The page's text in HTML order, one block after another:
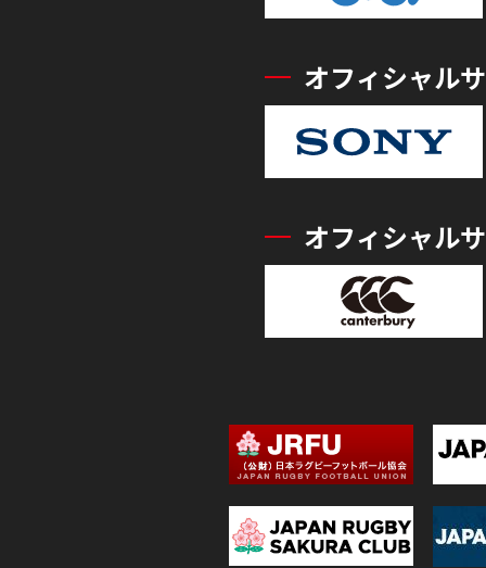
オフィシャル
オフィシャル